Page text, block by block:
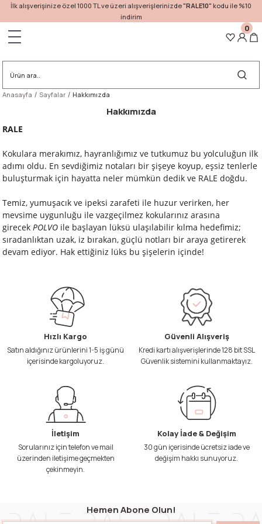
İlk alışverişinize özel 1000 TL ve üzeri alışverişlerinizde"RALE10" kodu ile %10
indirim
0
Anasayfa Sayfalar Hakkımızda
Hakkımızda
RALE
Kokulara merakımız, hayranlığımız ve tutkumuz bu yolculuğun ilk
adımı oldu. En sevdiğimiz notaları bir şişeye koyup, eşsiz tenlerle
buluşturmak için hayatta neler mümkün dedik ve RALE doğdu.
Temiz, yumuşacık ve ipeksi zarafeti ile huzur verirken, her
mevsime uygunluğu ile vazgeçilmez kokularınız arasına
girecek POLVO ile başlayan lüksü ulaşılabilir kılma hedefimiz;
sıradanlıktan uzak, iz bırakan, güçlü notları bir araya getirerek
devam ediyor. Hak ettiğiniz lüks bu şişelerin içinde!
Hızlı Kargo
Satın aldığınız ürünlerini 1-5 iş günü
içerisinde kargoluyoruz.
Güvenli Alışveriş
Kredi kartı alışverişlerinde 128 bit SSL
Güvenlik sistemini kullanmaktayız.
İletişim
Sorularınız için telefon ve mail
üzerinden iletişime geçmekten
çekinmeyin.
Kolay İade & Değişim
30 gün içerisinde ücretsiz iade ve
değişim hakkı sunuyoruz.
Hemen Abone Olun!